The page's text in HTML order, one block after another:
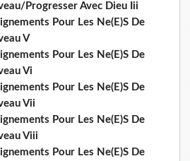
Progresser Avec Dieu Iii
Pour Les Ne(E)S De
V
Pour Les Ne(E)S De
Vi
Pour Les Ne(E)S De
Vii
Pour Les Ne(E)S De
Viii
Pour Les Ne(E)S De